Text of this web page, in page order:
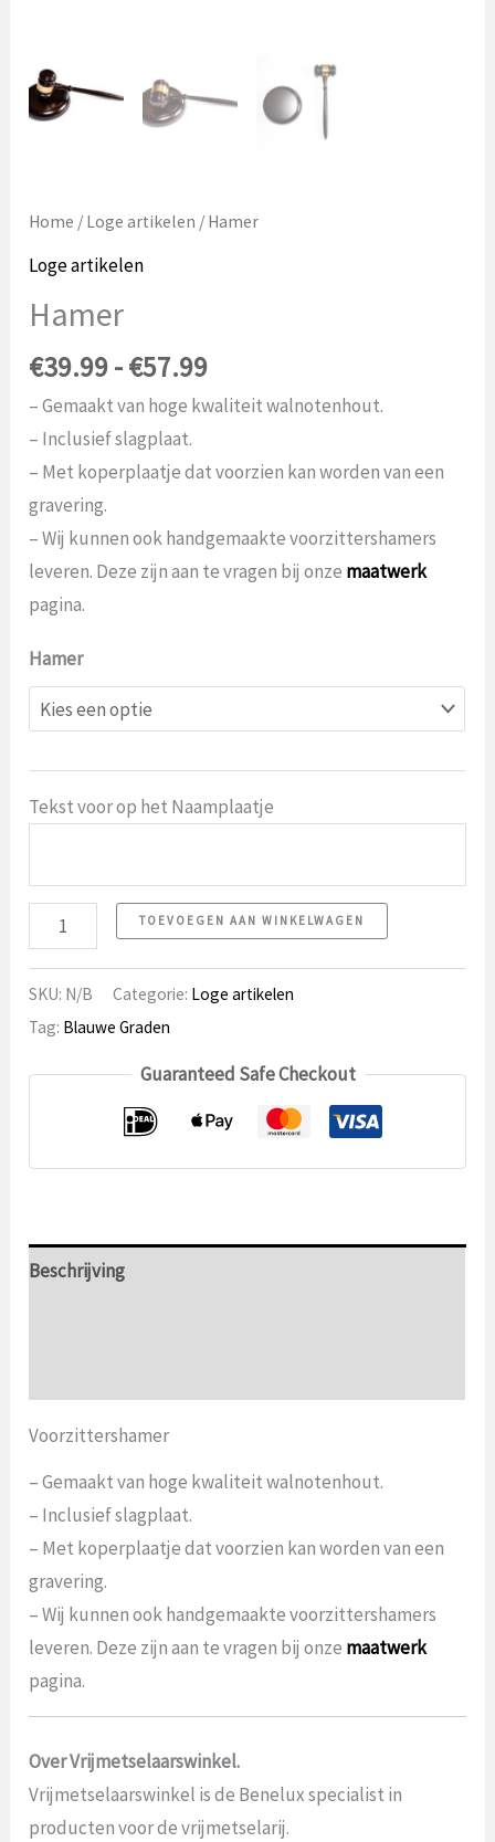
Home / Loge artikelen / Hamer
Loge artikelen
Hamer
€39.99-€57.99Prijsklasse:
€39.99
€57.99
– Gemaakt van hoge kwaliteit walnotenhout.
– Inclusief slagplaat.
– Met koperplaatje dat voorzien kan worden van een
gravering.
– Wij kunnen ook handgemaakte voorzittershamers
leveren. Deze zijn aan te vragen bij onze maatwerk
pagina.
Hamer
Tekst voor op het Naamplaatje
Hamer
aantal
TOEVOEGEN AAN WINKELWAGEN
SKU: N/B Categorie: Loge artikelen
Tag: Blauwe Graden
Guaranteed Safe Checkout
Beschrijving
Voorzittershamer
– Gemaakt van hoge kwaliteit walnotenhout.
– Inclusief slagplaat.
– Met koperplaatje dat voorzien kan worden van een
gravering.
– Wij kunnen ook handgemaakte voorzittershamers
leveren. Deze zijn aan te vragen bij onze maatwerk
pagina.
Over Vrijmetselaarswinkel.
Vrijmetselaarswinkel is de Benelux specialist in
producten voor de vrijmetselarij.